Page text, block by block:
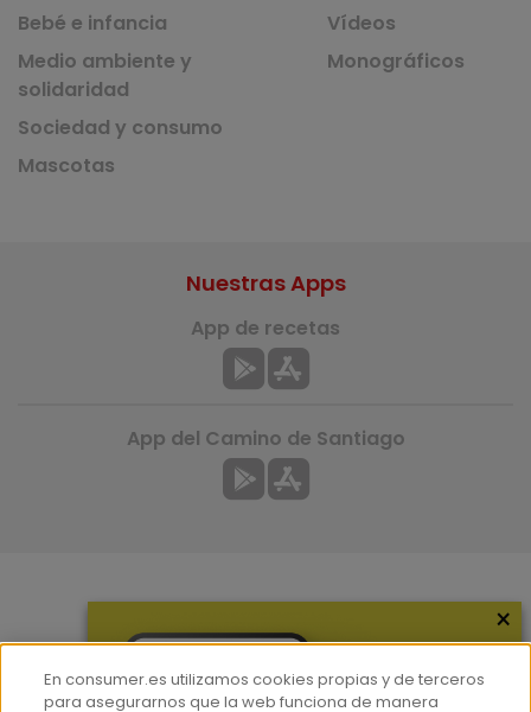
Bebé e infancia
Medio ambiente y
solidaridad
Sociedad y consumo
Mascotas
Vídeos
Monográficos
Hemeroteca
Nuestras Apps
App de recetas
App del Camino de Santiago
×
En consumer.es utilizamos cookies propias y de terceros
para asegurarnos que la web funciona de manera